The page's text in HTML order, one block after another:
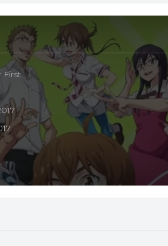
First